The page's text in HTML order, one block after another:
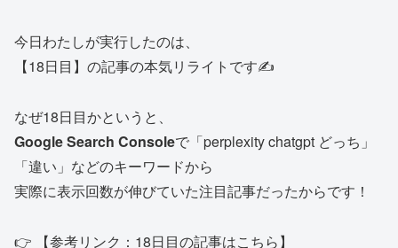
今日わたしが実行したのは、
【18日目】の記事の本気リライトです✍️
なぜ18日目かというと、
Google Search Consoleで「perplexity chatgpt どっち」
「違い」などのキーワードから
実際に表示回数が伸びていた注目記事だったからです！
👉 【参考リンク：18日目の記事はこちら】